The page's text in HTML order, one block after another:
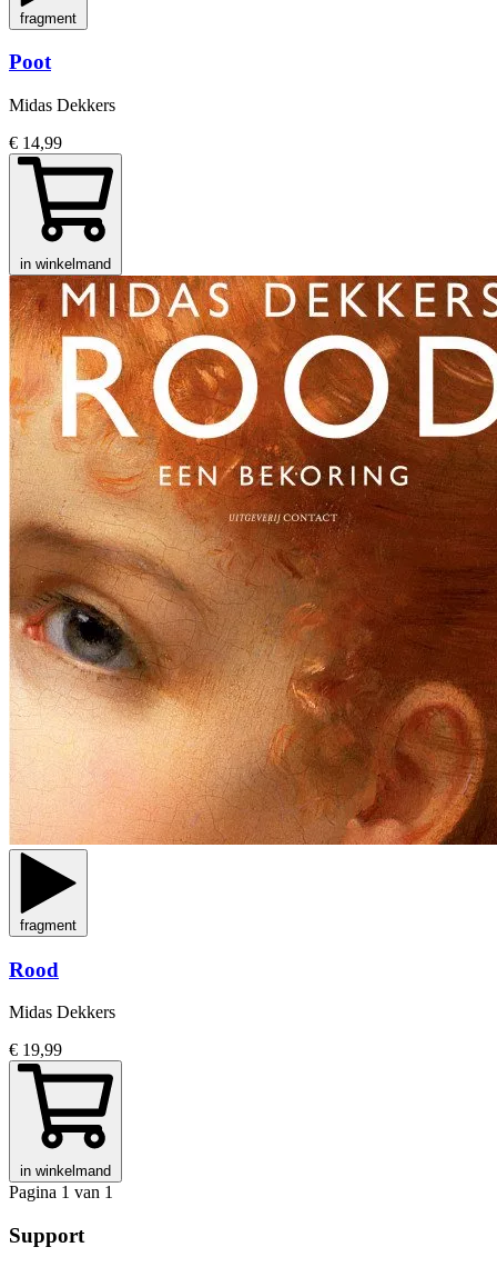
fragment
Poot
Midas Dekkers
€ 14,99
in winkelmand
fragment
Rood
Midas Dekkers
€ 19,99
in winkelmand
Pagina 1 van 1
Support